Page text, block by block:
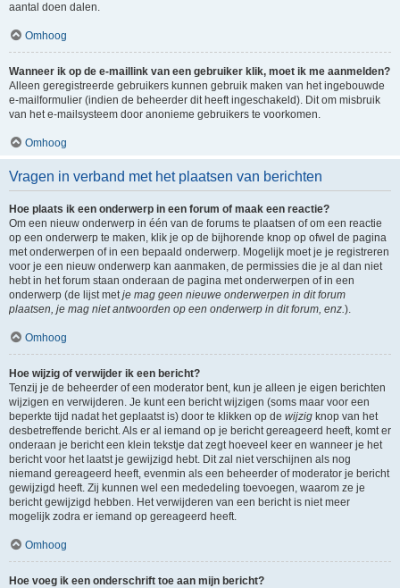
aantal doen dalen.
Omhoog
Wanneer ik op de e-maillink van een gebruiker klik, moet ik me aanmelden?
Alleen geregistreerde gebruikers kunnen gebruik maken van het ingebouwde
e-mailformulier (indien de beheerder dit heeft ingeschakeld). Dit om misbruik
van het e-mailsysteem door anonieme gebruikers te voorkomen.
Omhoog
Vragen in verband met het plaatsen van berichten
Hoe plaats ik een onderwerp in een forum of maak een reactie?
Om een nieuw onderwerp in één van de forums te plaatsen of om een reactie
op een onderwerp te maken, klik je op de bijhorende knop op ofwel de pagina
met onderwerpen of in een bepaald onderwerp. Mogelijk moet je je registreren
voor je een nieuw onderwerp kan aanmaken, de permissies die je al dan niet
hebt in het forum staan onderaan de pagina met onderwerpen of in een
onderwerp (de lijst metje mag geen nieuwe onderwerpen in dit forum
plaatsen, je mag niet antwoorden op een onderwerp in dit forum, enz.).
Omhoog
Hoe wijzig of verwijder ik een bericht?
Tenzij je de beheerder of een moderator bent, kun je alleen je eigen berichten
wijzigen en verwijderen. Je kunt een bericht wijzigen (soms maar voor een
beperkte tijd nadat het geplaatst is) door te klikken op de wijzig knop van het
desbetreffende bericht. Als er al iemand op je bericht gereageerd heeft, komt er
onderaan je bericht een klein tekstje dat zegt hoeveel keer en wanneer je het
bericht voor het laatst je gewijzigd hebt. Dit zal niet verschijnen als nog
niemand gereageerd heeft, evenmin als een beheerder of moderator je bericht
gewijzigd heeft. Zij kunnen wel een mededeling toevoegen, waarom ze je
bericht gewijzigd hebben. Het verwijderen van een bericht is niet meer
mogelijk zodra er iemand op gereageerd heeft.
Omhoog
Hoe voeg ik een onderschrift toe aan mijn bericht?